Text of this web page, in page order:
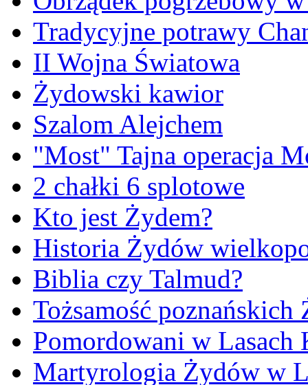
Tradycyjne potrawy
II Wojna Światowa
Żydowski kawior
Szalom Alejchem
"Most" Tajna operacja
2 chałki 6 splotowe
Kto jest Żydem?
Historia Żydów
Biblia czy Talmud?
Tożsamość poznańskich
Pomordowani w Lasach
Martyrologia Żydów w